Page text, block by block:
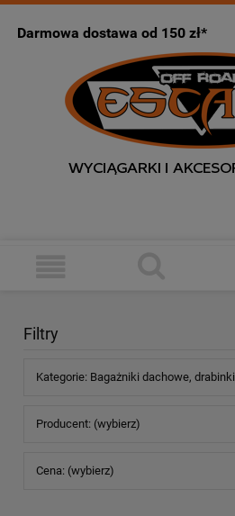
Darmowa dostawa od 150 zł*
Filtry
Kategorie: Bagażniki dachowe, drabinki
Producent: (wybierz)
Cena: (wybierz)